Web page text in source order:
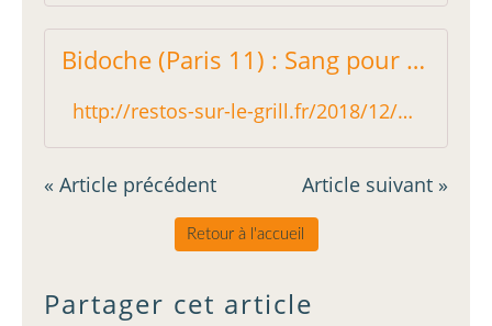
Bidoche (Paris 11) : Sang pour sang viandard - Restos sur le Grill - Blog critique des restaurants de Paris indépendant !
http://restos-sur-le-grill.fr/2018/12/bidoche-paris-11-sang-pour-sang-viandard.html
« Article précédent Article suivant »
Retour à l'accueil
Partager cet article